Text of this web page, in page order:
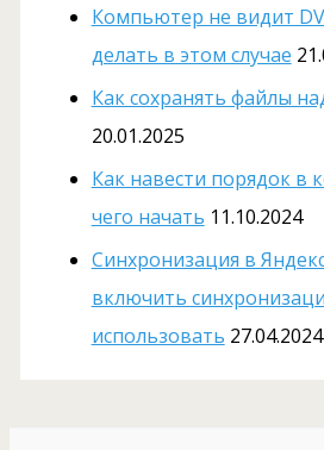
Компьютер не видит
делать в этом случае
Как сохранять файлы
20.01.2025
Как навести порядок в
чего начать 11.10.2024
Cинхронизация в
включить
использовать 27.04.2024